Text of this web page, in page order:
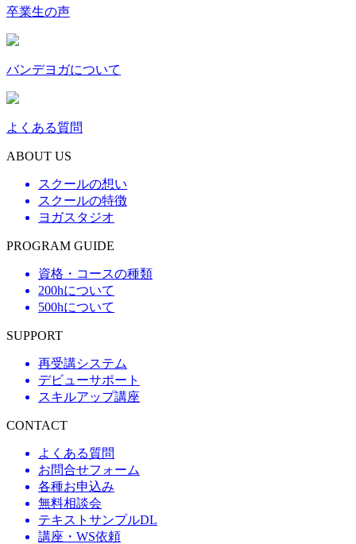
卒業生の声
バンデヨガについて
よくある質問
ABOUT US
スクールの想い
スクールの特徴
ヨガスタジオ
PROGRAM GUIDE
資格・コースの種類
200hについて
500hについて
SUPPORT
再受講システム
デビューサポート
スキルアップ講座
CONTACT
よくある質問
お問合せフォーム
各種お申込み
無料相談会
テキストサンプルDL
講座・WS依頼